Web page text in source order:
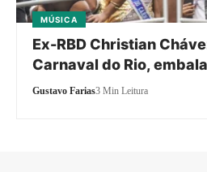
MÚSICA
Ex-RBD Christian
Carnaval do Rio,
Gustavo Farias3 Min Leitura